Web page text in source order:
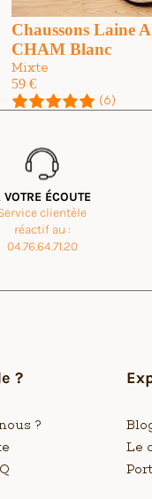
Chaussons Laine
CHAM Blanc
Mixte
59 €
(6)
VOTRE ÉCOUTE
clientèle
réactif au :
04.76.64.71.20
?
?
Le